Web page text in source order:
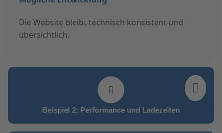
Die Website bleibt technisch konsistent und
übersichtlich.
Beispiel 2: Performance und Ladezeiten